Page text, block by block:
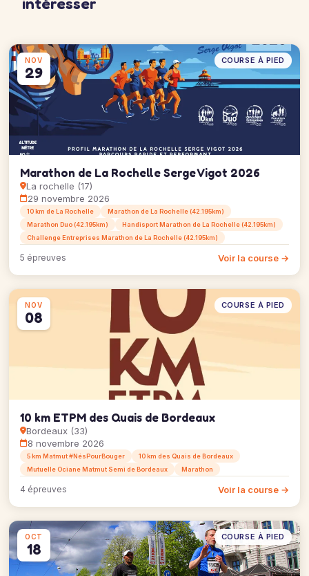
NOV
29
COURSE À PIED
Marathon de La Rochelle Serge Vigot 2026
La rochelle (17)
29 novembre 2026
10 km de La Rochelle
Marathon de La Rochelle (42.195km)
Marathon Duo (42.195km)
Handisport Marathon de La Rochelle (42.195km)
Challenge Entreprises Marathon de La Rochelle (42.195km)
5 épreuves Voir la course →
NOV
08
COURSE À PIED
10 km ETPM des Quais de Bordeaux
Bordeaux (33)
8 novembre 2026
5 km Matmut #NésPourBouger
10 km des Quais de Bordeaux
Mutuelle Ociane Matmut Semi de Bordeaux
Marathon
4 épreuves Voir la course →
OCT
18
COURSE À PIED